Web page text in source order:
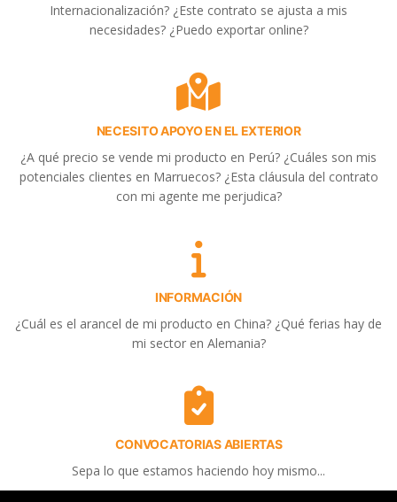
Internacionalización? ¿Este contrato se ajusta a mis
necesidades? ¿Puedo exportar online?
NECESITO APOYO EN EL EXTERIOR
¿A qué precio se vende mi producto en Perú? ¿Cuáles son mis
potenciales clientes en Marruecos? ¿Esta cláusula del contrato
con mi agente me perjudica?
INFORMACIÓN
¿Cuál es el arancel de mi producto en China? ¿Qué ferias hay de
mi sector en Alemania?
CONVOCATORIAS ABIERTAS
Sepa lo que estamos haciendo hoy mismo...